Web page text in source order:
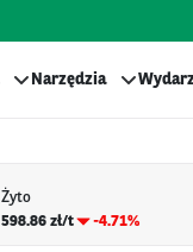
Narzędzia
Żyto
598.86 zł/t
-4.71%